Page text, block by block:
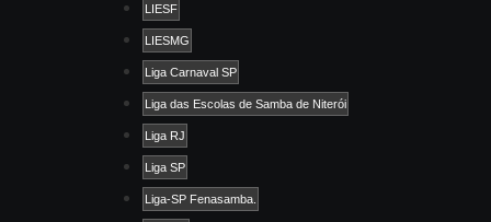
LIESF
LIESMG
Liga Carnaval SP
Liga das Escolas de Samba de Niterói
Liga RJ
Liga SP
Liga-SP Fenasamba.